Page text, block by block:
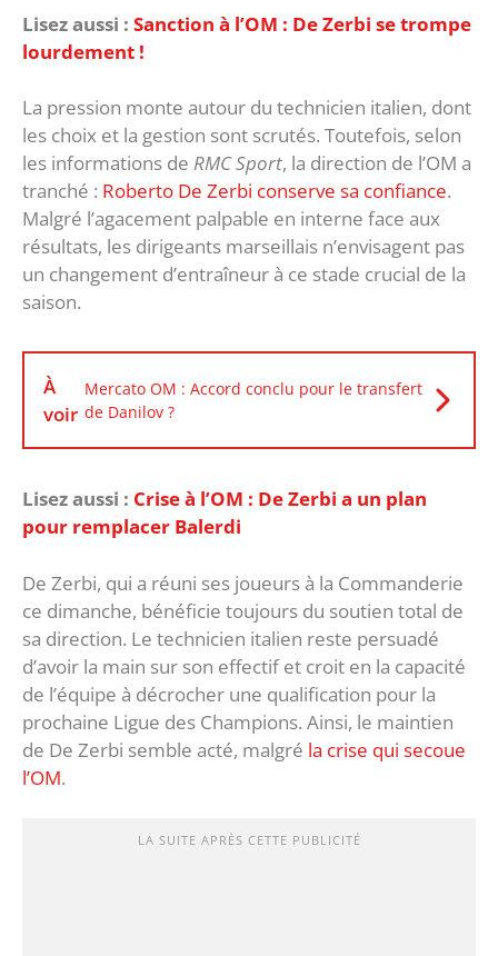
Lisez aussi : Sanction à l’OM : De Zerbi se trompe
lourdement !
La pression monte autour du technicien italien, dont
les choix et la gestion sont scrutés. Toutefois, selon
les informations de RMC Sport, la direction de l’OM a
tranché : Roberto De Zerbi conserve sa confiance.
Malgré l’agacement palpable en interne face aux
résultats, les dirigeants marseillais n’envisagent pas
un changement d’entraîneur à ce stade crucial de la
saison.
À
voir
Mercato OM : Accord conclu pour le transfert
de Danilov ?
Lisez aussi : Crise à l’OM : De Zerbi a un plan
pour remplacer Balerdi
De Zerbi, qui a réuni ses joueurs à la Commanderie
ce dimanche, bénéficie toujours du soutien total de
sa direction. Le technicien italien reste persuadé
d’avoir la main sur son effectif et croit en la capacité
de l’équipe à décrocher une qualification pour la
prochaine Ligue des Champions. Ainsi, le maintien
de De Zerbi semble acté, malgré la crise qui secoue
l’OM.
LA SUITE APRÈS CETTE PUBLICITÉ